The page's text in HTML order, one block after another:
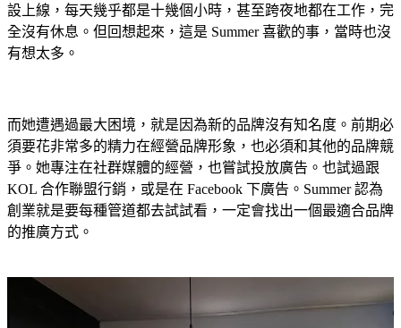
設上線，每天幾乎都是十幾個小時，甚至跨夜地都在工作，完
全沒有休息。但回想起來，這是 Summer 喜歡的事，當時也沒
有想太多。
而她遭遇過最大困境，就是因為新的品牌沒有知名度。前期必
須要花非常多的精力在經營品牌形象，也必須和其他的品牌競
爭。她專注在社群媒體的經營，也嘗試投放廣告。也試過跟
KOL 合作聯盟行銷，或是在 Facebook 下廣告。Summer 認為
創業就是要每種管道都去試試看，一定會找出一個最適合品牌
的推廣方式。